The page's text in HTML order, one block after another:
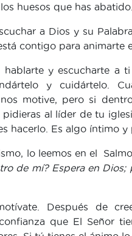
huesos que has abatido.
a Dios y su
contigo para animarte
y escucharte a
y cuidártelo.
motive, pero si
al líder de tu
hacerlo. Es algo íntimo y
lo leemos en el Salmo
de mí? Espera en Dios;
Después de
que El Señor